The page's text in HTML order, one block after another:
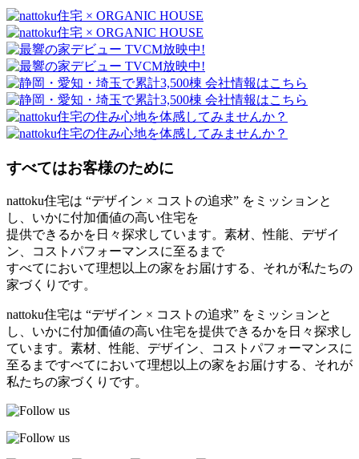
すべてはお客様のために
nattoku住宅は “デザイン × コストの追求” をミッションと
し、いかに付加価値の高い住宅を
提供できるかを日々探求しています。素材、性能、デザイ
ン、コストパフォーマンスに至るまで
すべてにおいて理想以上の家をお届けする、それが私たちの
家づくりです。
nattoku住宅は “デザイン × コストの追求” をミッションと
し、いかに付加価値の高い住宅を提供できるかを日々探求し
ています。素材、性能、デザイン、コストパフォーマンスに
至るまですべてにおいて理想以上の家をお届けする、それが
私たちの家づくりです。